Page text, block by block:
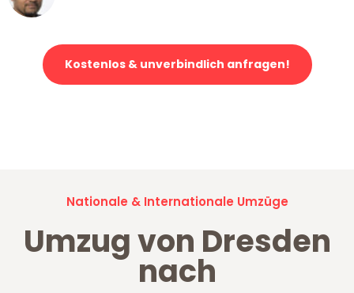
Kostenlos & unverbindlich anfragen!
Nationale & Internationale Umzüge
Umzug von Dresden
nach